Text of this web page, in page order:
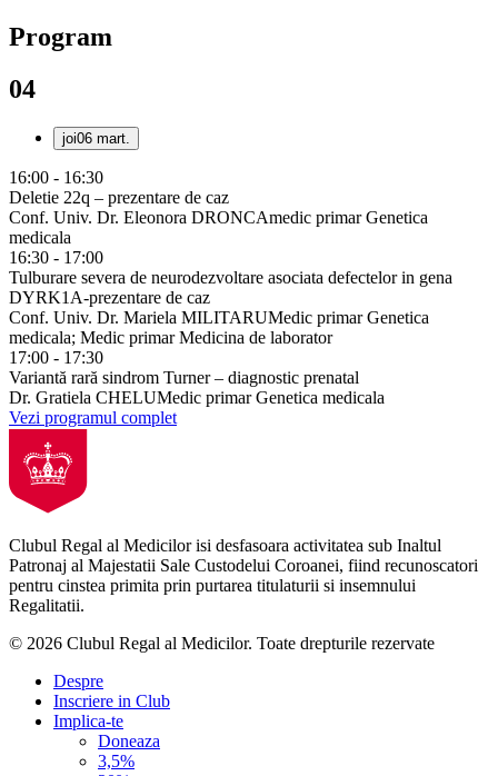
Program
04
joi06 mart.
16:00 - 16:30
Deletie 22q – prezentare de caz
Conf. Univ. Dr. Eleonora DRONCAmedic primar Genetica
medicala
16:30 - 17:00
Tulburare severa de neurodezvoltare asociata defectelor in gena
DYRK1A-prezentare de caz
Conf. Univ. Dr. Mariela MILITARUMedic primar Genetica
medicala; Medic primar Medicina de laborator
17:00 - 17:30
Variantă rară sindrom Turner – diagnostic prenatal
Dr. Gratiela CHELUMedic primar Genetica medicala
Vezi programul complet
Clubul Regal al Medicilor isi desfasoara activitatea sub Inaltul
Patronaj al Majestatii Sale Custodelui Coroanei, fiind recunoscatori
pentru cinstea primita prin purtarea titulaturii si insemnului
Regalitatii.
© 2026 Clubul Regal al Medicilor. Toate drepturile rezervate
Despre
Inscriere in Club
Implica-te
Doneaza
3,5%